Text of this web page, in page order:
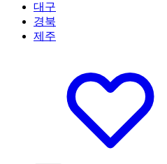
대구
경북
제주